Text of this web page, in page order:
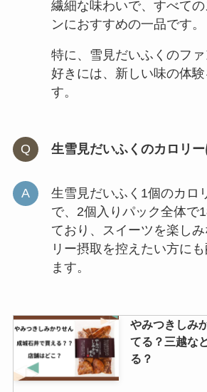
繊細な味わいで、すべて
ンにおすすめの一品です。
特に、雪見だいふくのフ
好きには、新しい味の体験
す。
生雪見だいふくのカロリー
生雪見だいふく1個のカロ
で、2個入りパック全体で
ており、スイーツを楽し
リー摂取を控えたい方に
ます。
やみつきしみ
てる？三越な
る？